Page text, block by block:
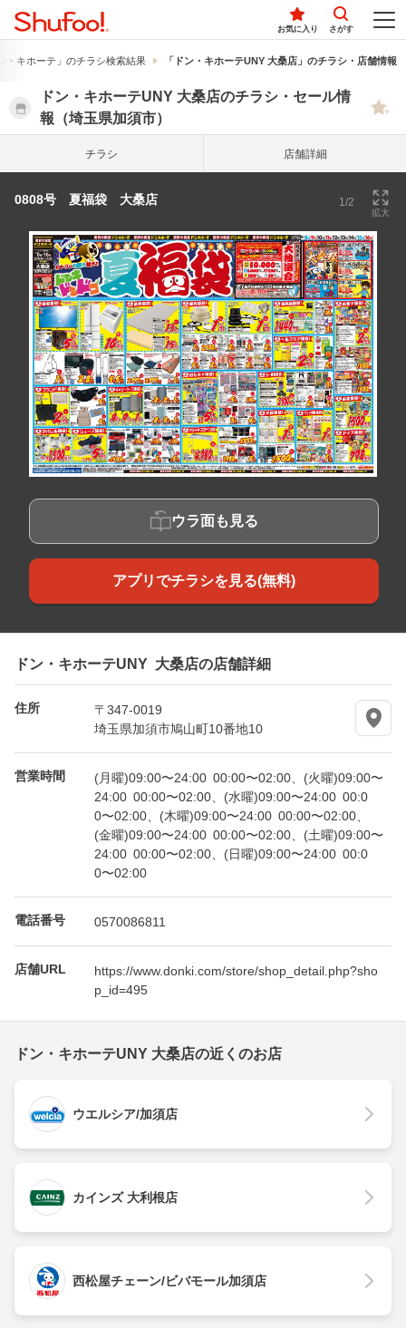
お気に入り さがす
・キホーテ」のチラシ検索結果 「ドン・キホーテUNY 大桑店」のチラシ・店舗情報
ドン・キホーテUNY 大桑店のチラシ・セール情
報（埼玉県加須市）
チラシ 店舗詳細
0808号 夏福袋 大桑店 1/2
拡大
ウラ面も見る
アプリでチラシを見る(無料)
ドン・キホーテUNY 大桑店の店舗詳細
住所
〒347-0019
埼玉県加須市鳩山町10番地10
営業時間
(月曜)09:00〜24:00 00:00〜02:00、(火曜)09:00〜
24:00 00:00〜02:00、(水曜)09:00〜24:00 00:0
0〜02:00、(木曜)09:00〜24:00 00:00〜02:00、
(金曜)09:00〜24:00 00:00〜02:00、(土曜)09:00〜
24:00 00:00〜02:00、(日曜)09:00〜24:00 00:0
0〜02:00
電話番号 0570086811
店舗URL
https://www.donki.com/store/shop_detail.php?sho
p_id=495
ドン・キホーテUNY 大桑店の近くのお店
ウエルシア/加須店
カインズ 大利根店
西松屋チェーン/ビバモール加須店